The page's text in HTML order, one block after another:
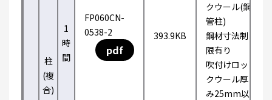
柱
(複
合)
1
時
間
FP060CN-
0538-2
pdf
393.9KB
クウール(鋼
管柱)
鋼材寸法制
限有り
吹付けロッ
クウール厚
み25mm以